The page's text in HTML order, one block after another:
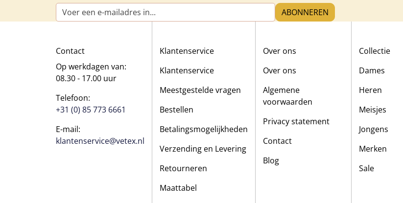
E-mailadres* ABONNEREN
Contact
Op werkdagen van:
08.30 - 17.00 uur
Telefoon:
+31 (0) 85 773 6661
E-mail:
klantenservice@vetex.nl
Klantenservice
Klantenservice
Meestgestelde vragen
Bestellen
Betalingsmogelijkheden
Verzending en Levering
Retourneren
Maattabel
Over ons
Over ons
Algemene
voorwaarden
Privacy statement
Contact
Blog
Collectie
Dames
Heren
Meisjes
Jongens
Merken
Sale